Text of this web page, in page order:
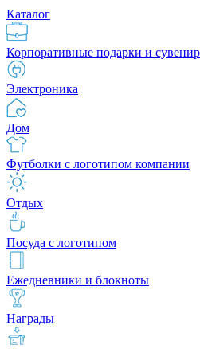
Каталог
Корпоративные подарки и
Электроника
Дом
Футболки с логотипом компании
Отдых
Посуда с логотипом
Ежедневники и блокноты
Награды